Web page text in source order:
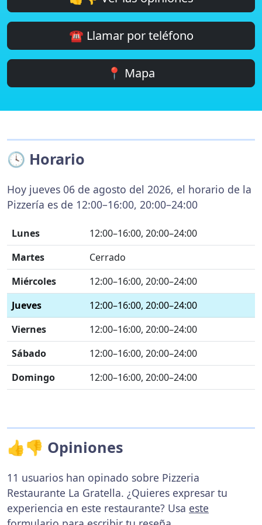
☎️ Llamar por teléfono
📍 Mapa
🕓 Horario
Hoy jueves 06 de agosto del 2026, el horario de la
Pizzería es de 12:00–16:00, 20:00–24:00
Lunes
12:00–16:00, 20:00–24:00
Martes
Cerrado
Miércoles
12:00–16:00, 20:00–24:00
Jueves
12:00–16:00, 20:00–24:00
Viernes
12:00–16:00, 20:00–24:00
Sábado
12:00–16:00, 20:00–24:00
Domingo
12:00–16:00, 20:00–24:00
👍👎 Opiniones
11 usuarios han opinado sobre Pizzeria
Restaurante La Gratella. ¿Quieres expresar tu
experiencia en este restaurante? Usa este